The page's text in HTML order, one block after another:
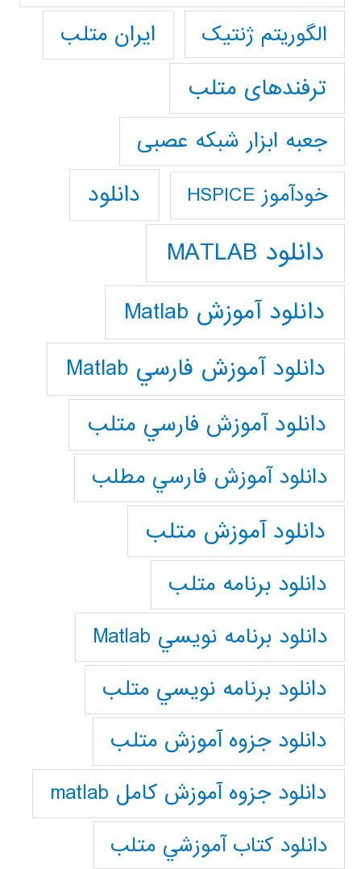
الگوریتم ژنتیک
ایران متلب
ترفندهای متلب
جعبه ابزار شبکه عصبی
خودآموز HSPICE دانلود
دانلود MATLAB
دانلود آموزش Matlab
دانلود آموزش فارسي Matlab
دانلود آموزش فارسي متلب
دانلود آموزش فارسي مطلب
دانلود آموزش متلب
دانلود برنامه متلب
دانلود برنامه نويسي Matlab
دانلود برنامه نويسي متلب
دانلود جزوه آموزش متلب
دانلود جزوه آموزش کامل matlab
دانلود كتاب آموزشي متلب